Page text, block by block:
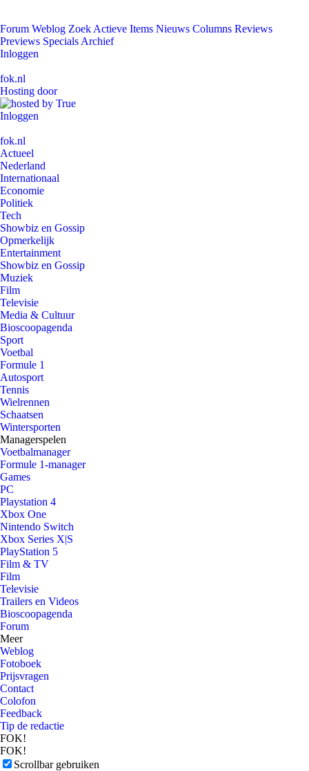
Forum Weblog Zoek Actieve Items Nieuws Columns Reviews
Previews Specials Archief
Inloggen
fok.nl
Hosting door
Inloggen
fok.nl
Actueel
Nederland
Internationaal
Economie
Politiek
Tech
Showbiz en Gossip
Opmerkelijk
Entertainment
Showbiz en Gossip
Muziek
Film
Televisie
Media & Cultuur
Bioscoopagenda
Sport
Voetbal
Formule 1
Autosport
Tennis
Wielrennen
Schaatsen
Wintersporten
Managerspelen
Voetbalmanager
Formule 1-manager
Games
PC
Playstation 4
Xbox One
Nintendo Switch
Xbox Series X|S
PlayStation 5
Film & TV
Film
Televisie
Trailers en Videos
Bioscoopagenda
Forum
Meer
Weblog
Fotoboek
Prijsvragen
Contact
Colofon
Feedback
Tip de redactie
FOK!
FOK!
Scrollbar gebruiken